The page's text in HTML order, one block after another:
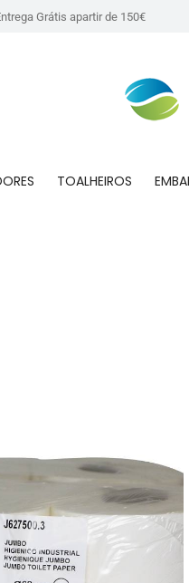
Grátis apartir de 150€
TOALHEIROS